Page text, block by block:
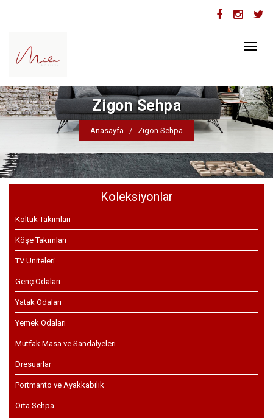
Zigon Sehpa
Anasayfa Zigon Sehpa
Koleksiyonlar
Koltuk Takımları
Köşe Takımları
TV Üniteleri
Genç Odaları
Yatak Odaları
Yemek Odaları
Mutfak Masa ve Sandalyeleri
Dresuarlar
Portmanto ve Ayakkabılık
Orta Sehpa